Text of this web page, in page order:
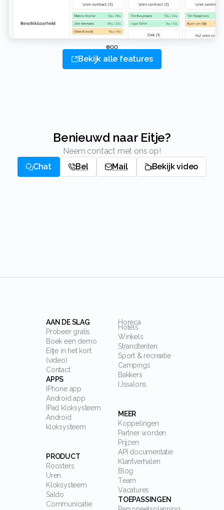
Bekijk alle features
Benieuwd naar Eitje?
Neem contact met ons op!
Chat
Bel Mail Bekijk video
AAN DE SLAG
Probeer gratis
Boek een demo
Eitje in het kort
(video)
Contact
APPS
IPhone app
Android app
IPad kloksysteem
Android
kloksysteem
PRODUCT
Roosters
Uren
Kloksysteem
Saldo
Communicatie
Horeca
Hotels
Winkels
Strandtenten
Sport & recreatie
Campings
Bakkers
IJssalons
MEER
Koppelingen
Partner worden
Prijzen
API documentatie
Klantverhalen
Blog
Team
Vacatures
TOEPASSINGEN